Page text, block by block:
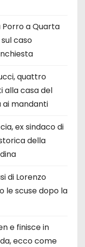
a Quarta
caso
quattro
alla casa del
ai mandanti
ex sindaco di
della
di Lorenzo
le scuse dopo la
e finisce in
ecco come